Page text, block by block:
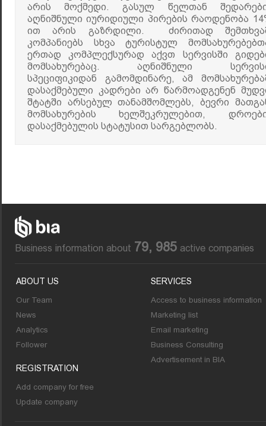
არის მოქმედი. გასულ წელთან
აღნიშნული იურიდიული პირების რაოდენობა
ით არის გაზრდილი. ძირითად
კომპანიებს სხვა ტურისტულ
ერთად კომპლექსურად აქვთ სერვისში
მომსახურებაც. აღნიშნული
სპეციფიკიდან გამომდინარე, ამ
დასაქმებული კადრები არ წარმოადგენენ
შტატში არსებულ თანამშომლებს, ბევრი
მომსახურების ხელშეკრულებით,
დასაქმებულის სტატუსით სარგებლობს.
Business information about 79, 985 active companies
ABOUT US
Our Team
News
Analytics
Follower
REGISTRATION
Add company for free
Update company
SERVICES
Access to business information
Marketing list
Email marketing
Business Consulting
Advertisement in BIA